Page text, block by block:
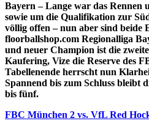
Bayern – Lange war das Rennen
sowie um die Qualifikation zur
völlig offen – nun aber sind beide
floorballshop.com Regionalliga
und neuer Champion ist die
Kaufering, Vize die Reserve des
Tabellenende herrscht nun
Spannend bis zum Schluss bleibt
bis fünf.
FBC München 2 vs. VfL Red